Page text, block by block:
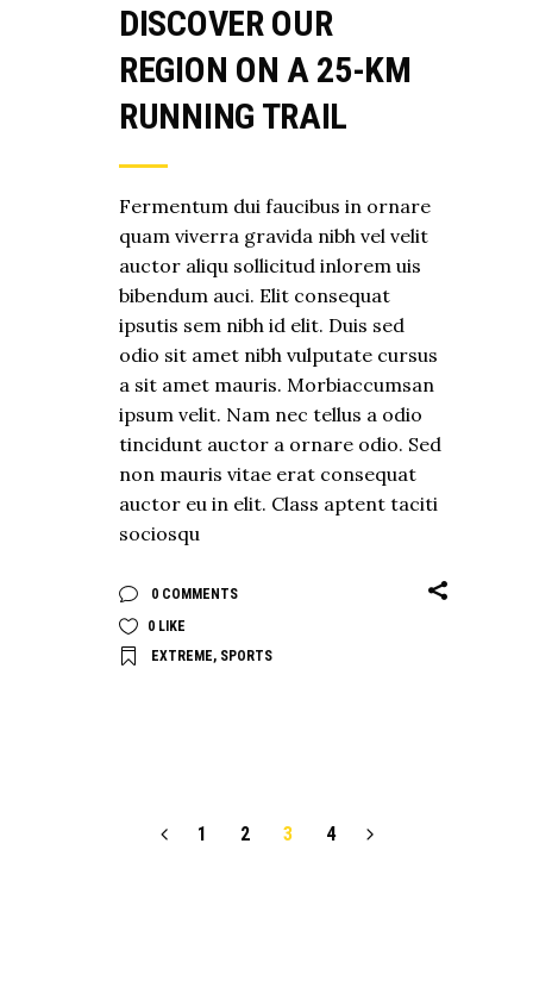
DISCOVER OUR
REGION ON A 25-KM
RUNNING TRAIL
Fermentum dui faucibus in ornare
quam viverra gravida nibh vel velit
auctor aliqu sollicitud inlorem uis
bibendum auci. Elit consequat
ipsutis sem nibh id elit. Duis sed
odio sit amet nibh vulputate cursus
a sit amet mauris. Morbiaccumsan
ipsum velit. Nam nec tellus a odio
tincidunt auctor a ornare odio. Sed
non mauris vitae erat consequat
auctor eu in elit. Class aptent taciti
sociosqu
0 COMMENTS
0 LIKE
EXTREME, SPORTS
1 2 3 4